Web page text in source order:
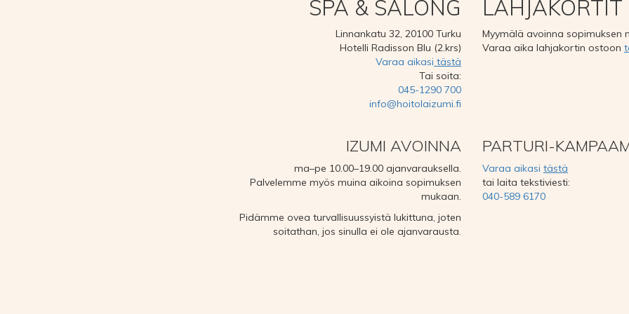
SPA & SALONG
Linnankatu 32, 20100 Turku
Hotelli Radisson Blu (2.krs)
Varaa aikasi tästä
Tai soita:
045-1290 700
info@hoitolaizumi.fi
LAHJAKORTIT
Myymälä avoinna sopimuksen
Varaa aika lahjakortin ostoon
IZUMI AVOINNA
ma–pe 10.00–19.00 ajanvarauksella.
Palvelemme myös muina aikoina sopimuksen
mukaan.
Pidämme ovea turvallisuussyistä lukittuna, joten
soitathan, jos sinulla ei ole ajanvarausta.
PARTURI-
Varaa aikasi tästä
tai laita tekstiviesti:
040-589 6170